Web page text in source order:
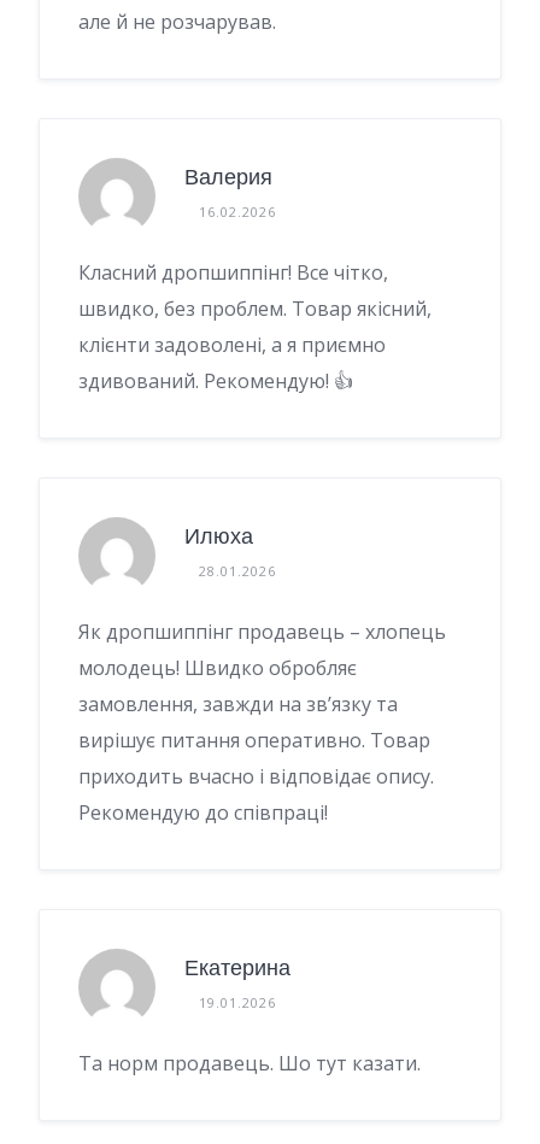
але й не розчарував.
Валерия
16.02.2026
Класний дропшиппінг! Все чітко,
швидко, без проблем. Товар якісний,
клієнти задоволені, а я приємно
здивований. Рекомендую! 👍
Илюха
28.01.2026
Як дропшиппінг продавець – хлопець
молодець! Швидко обробляє
замовлення, завжди на зв’язку та
вирішує питання оперативно. Товар
приходить вчасно і відповідає опису.
Рекомендую до співпраці!
Екатерина
19.01.2026
Та норм продавець. Шо тут казати.